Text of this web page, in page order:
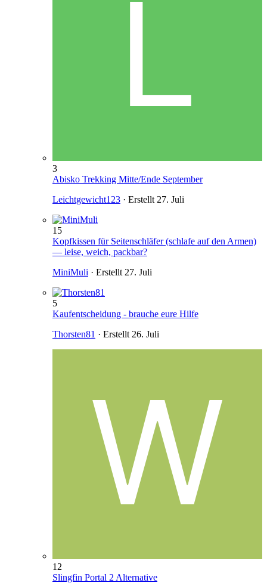
3
Abisko Trekking Mitte/Ende September
Leichtgewicht123 · Erstellt 27. Juli
15
Kopfkissen für Seitenschläfer (schlafe auf den Armen)
— leise, weich, packbar?
MiniMuli · Erstellt 27. Juli
5
Kaufentscheidung - brauche eure Hilfe
Thorsten81 · Erstellt 26. Juli
12
Slingfin Portal 2 Alternative